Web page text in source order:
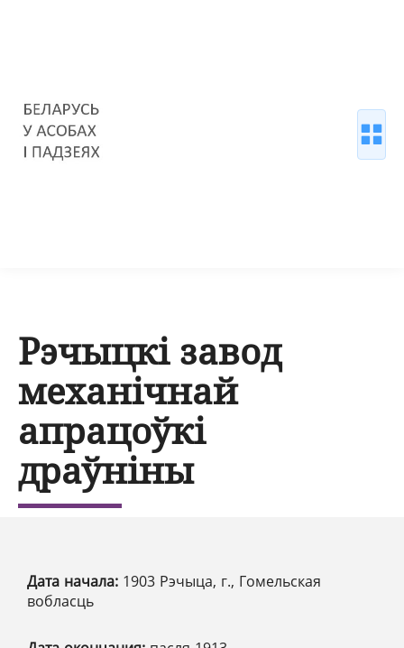
Рэчыцкі завод
механічнай
апрацоўкі
драўніны
Дата начала: 1903 Рэчыца, г., Гомельская
вобласць